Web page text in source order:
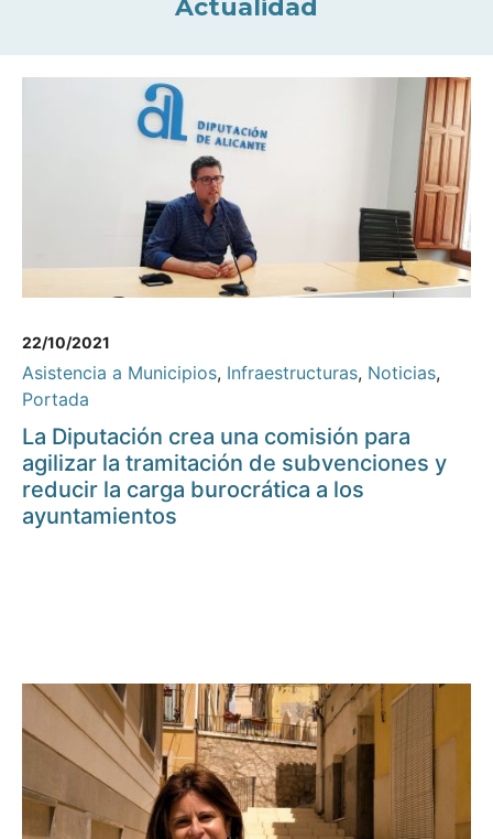
Actualidad
22/10/2021
Asistencia a Municipios, Infraestructuras, Noticias,
Portada
La Diputación crea una comisión para
agilizar la tramitación de subvenciones y
reducir la carga burocrática a los
ayuntamientos